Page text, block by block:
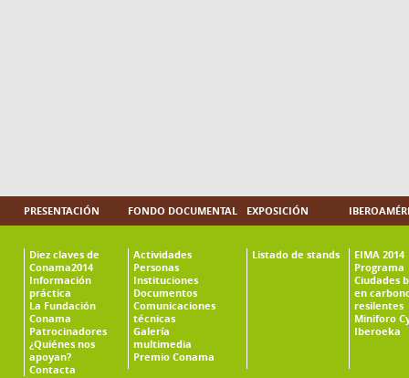
PRESENTACIÓN
Diez claves de
Conama2014
Información
práctica
La Fundación
Conama
Patrocinadores
¿Quiénes nos
apoyan?
Contacta
FONDO DOCUMENTAL
Actividades
Personas
Instituciones
Documentos
Comunicaciones
técnicas
Galería
multimedia
Premio Conama
EXPOSICIÓN
Listado de stands
EIMA 2014
Programa
Ciudades
en
resilentes
Miniforo
Iberoeka